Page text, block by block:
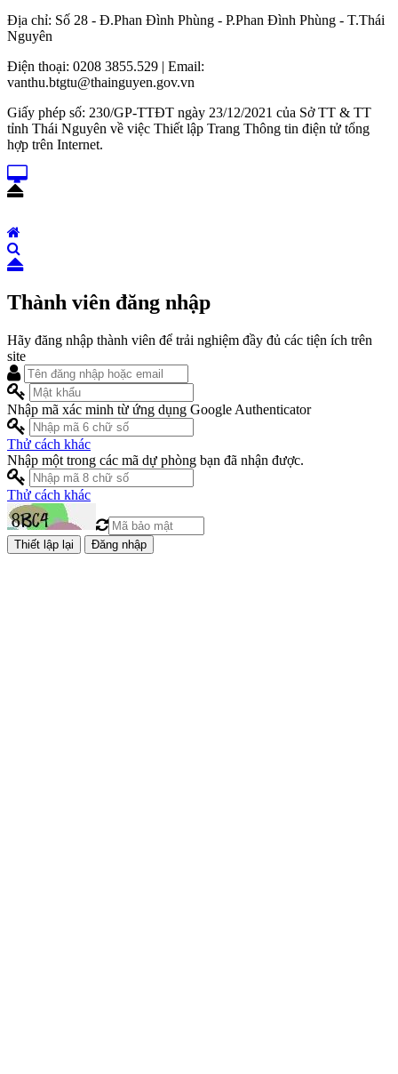
Địa chỉ: Số 28 - Đ.Phan Đình Phùng - P.Phan Đình Phùng - T.Thái
Nguyên
Điện thoại: 0208 3855.529 | Email:
vanthu.btgtu@thainguyen.gov.vn
Giấy phép số: 230/GP-TTĐT ngày 23/12/2021 của Sở TT & TT
tỉnh Thái Nguyên về việc Thiết lập Trang Thông tin điện tử tổng
hợp trên Internet.
Thành viên đăng nhập
Hãy đăng nhập thành viên để trải nghiệm đầy đủ các tiện ích trên
site
Nhập mã xác minh từ ứng dụng Google Authenticator
Thử cách khác
Nhập một trong các mã dự phòng bạn đã nhận được.
Thử cách khác
Đăng nhập